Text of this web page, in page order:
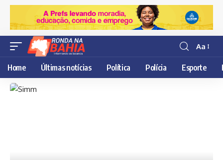
Resisor
de
fonte
Aa
Home Últimas notícias Política Polícia Esporte